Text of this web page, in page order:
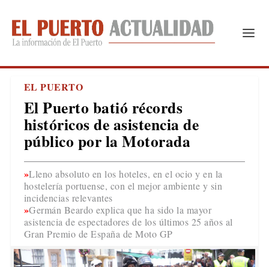
EL PUERTO
El Puerto batió récords
históricos de asistencia de
público por la Motorada
Lleno absoluto en los hoteles, en el ocio y en la
hostelería portuense, con el mejor ambiente y sin
incidencias relevantes
Germán Beardo explica que ha sido la mayor
asistencia de espectadores de los últimos 25 años al
Gran Premio de España de Moto GP